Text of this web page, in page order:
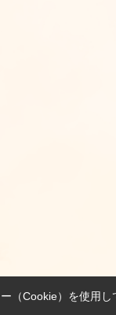
（Cookie）を使用し